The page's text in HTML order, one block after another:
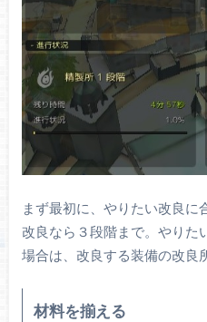
まず最初に、やりたい改良に
改良なら３段階まで。やりた
場合は、改良する装備の改良
材料を揃える